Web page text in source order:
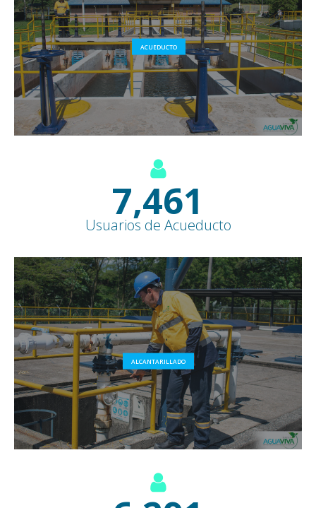
ACUEDUCTO
8,500+
Usuarios de Acueducto
ALCANTARILLADO